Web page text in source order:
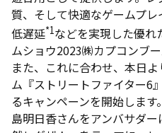
質、そして快適なゲームプ
低遅延*1などを実現した優れ
ムショウ2023㈱カプコンブ
また、これに合わせ、本日
ム『ストリートファイター6
るキャンペーンを開始しま
島明日香さんをアンバサダ